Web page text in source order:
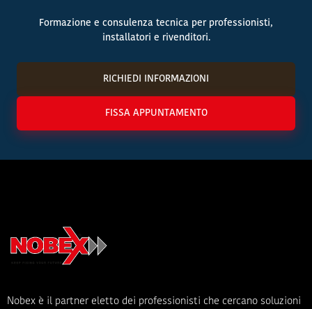
Formazione e consulenza tecnica per professionisti,
installatori e rivenditori.
RICHIEDI INFORMAZIONI
FISSA APPUNTAMENTO
Nobex è il partner eletto dei professionisti che cercano soluzioni